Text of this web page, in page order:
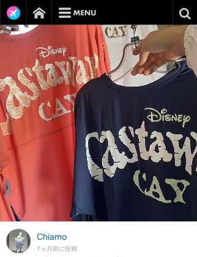
Chiamo
7ヵ月前に投稿